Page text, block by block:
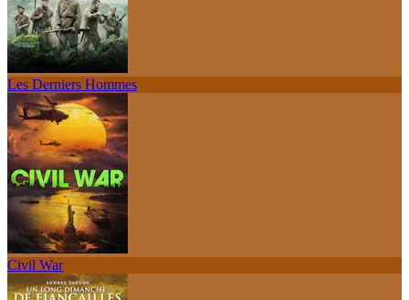
Les Derniers Hommes
Civil War